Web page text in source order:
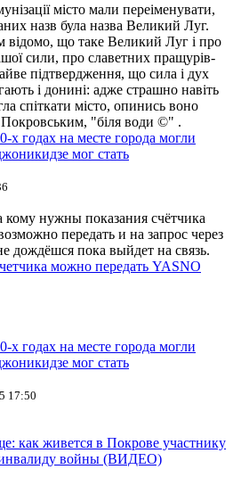
місто мали переіменувати,
назв була назва Великий Луг.
відомо, що таке Великий Луг і про
сили, про славетних пращурів-
підтвердження, що сила і дух
і донині: адже страшно навіть
спіткати місто, опинись воно
"біля води ©" .
годах на месте города могли
мог стать
кому нужны показания счётчика
передать и на запрос через
дождёшся пока выйдет на связь.
можно передать YASNO
годах на месте города могли
мог стать
17:50
как живется в Покрове участнику
войны (ВИДЕО)